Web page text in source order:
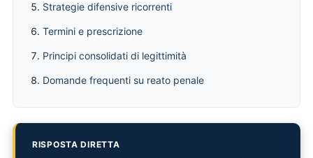
Strategie difensive ricorrenti
Termini e prescrizione
Principi consolidati di legittimità
Domande frequenti su reato penale
RISPOSTA DIRETTA